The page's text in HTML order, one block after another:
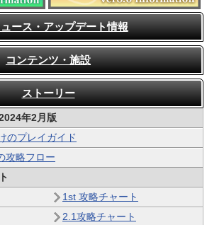
ース・アップデート情報
コンテンツ・施設
ストーリー
年2月版
のプレイガイド
攻略フロー
1st 攻略チャート
2.1攻略チャート